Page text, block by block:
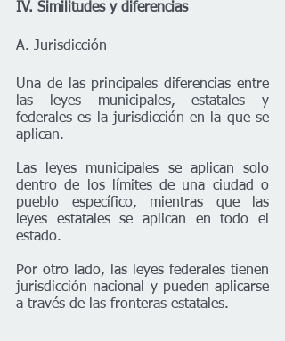
IV. Similitudes y diferencias
A. Jurisdicción
Una de las principales diferencias entre
las leyes municipales, estatales y
federales es la jurisdicción en la que se
aplican.
Las leyes municipales se aplican solo
dentro de los límites de una ciudad o
pueblo específico, mientras que las
leyes estatales se aplican en todo el
estado.
Por otro lado, las leyes federales tienen
jurisdicción nacional y pueden aplicarse
a través de las fronteras estatales.